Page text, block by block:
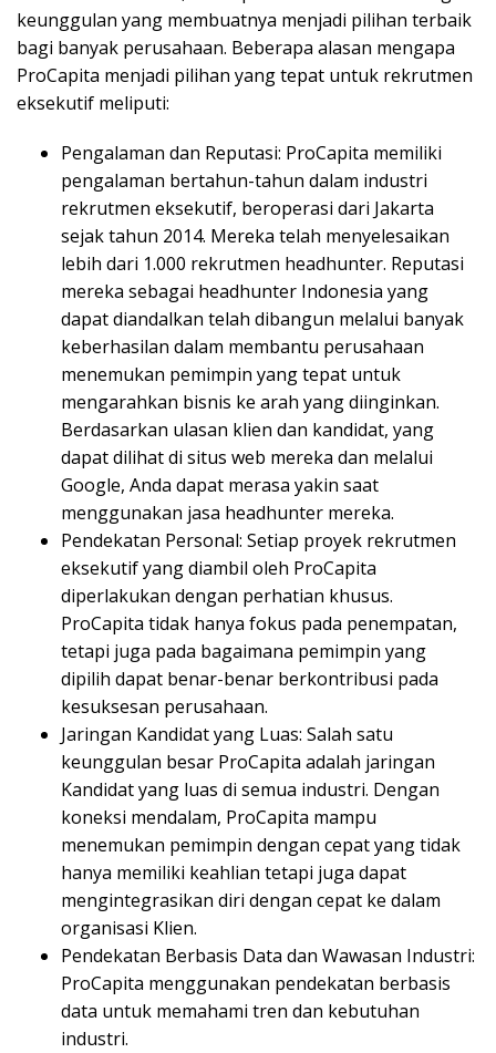
keunggulan yang membuatnya menjadi pilihan terbaik
bagi banyak perusahaan. Beberapa alasan mengapa
ProCapita menjadi pilihan yang tepat untuk rekrutmen
eksekutif meliputi:
Pengalaman dan Reputasi: ProCapita memiliki
pengalaman bertahun-tahun dalam industri
rekrutmen eksekutif, beroperasi dari Jakarta
sejak tahun 2014. Mereka telah menyelesaikan
lebih dari 1.000 rekrutmen headhunter. Reputasi
mereka sebagai headhunter Indonesia yang
dapat diandalkan telah dibangun melalui banyak
keberhasilan dalam membantu perusahaan
menemukan pemimpin yang tepat untuk
mengarahkan bisnis ke arah yang diinginkan.
Berdasarkan ulasan klien dan kandidat, yang
dapat dilihat di situs web mereka dan melalui
Google, Anda dapat merasa yakin saat
menggunakan jasa headhunter mereka.
Pendekatan Personal: Setiap proyek rekrutmen
eksekutif yang diambil oleh ProCapita
diperlakukan dengan perhatian khusus.
ProCapita tidak hanya fokus pada penempatan,
tetapi juga pada bagaimana pemimpin yang
dipilih dapat benar-benar berkontribusi pada
kesuksesan perusahaan.
Jaringan Kandidat yang Luas: Salah satu
keunggulan besar ProCapita adalah jaringan
Kandidat yang luas di semua industri. Dengan
koneksi mendalam, ProCapita mampu
menemukan pemimpin dengan cepat yang tidak
hanya memiliki keahlian tetapi juga dapat
mengintegrasikan diri dengan cepat ke dalam
organisasi Klien.
Pendekatan Berbasis Data dan Wawasan Industri:
ProCapita menggunakan pendekatan berbasis
data untuk memahami tren dan kebutuhan
industri.